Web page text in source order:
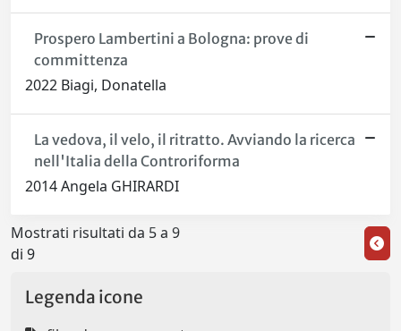
Prospero Lambertini a Bologna: prove di
committenza
2022 Biagi, Donatella
La vedova, il velo, il ritratto. Avviando la ricerca
nell'Italia della Controriforma
2014 Angela GHIRARDI
Mostrati risultati da 5 a 9
di 9
Legenda icone